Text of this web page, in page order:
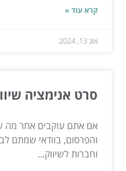
קרא עוד »
אוג 13, 2024
סרט אנימציה
אם אתם עוקבים אחר מה
והפרסום, בוודאי שמתם
וחברות לשיווק...